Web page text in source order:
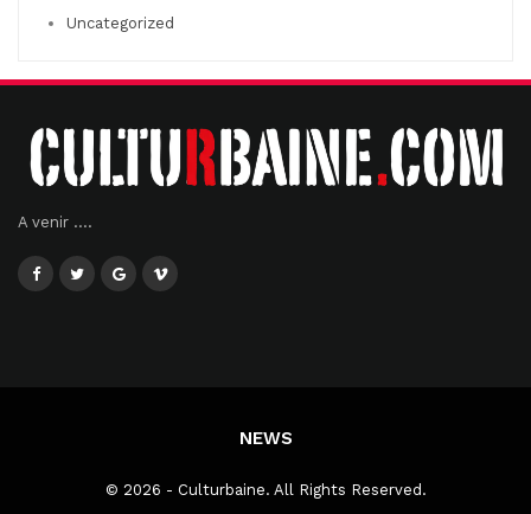
Uncategorized
A venir ....
NEWS
© 2026 - Culturbaine. All Rights Reserved.